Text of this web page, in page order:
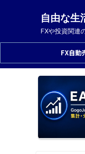
自由な生
FXや投資関連
FX自動